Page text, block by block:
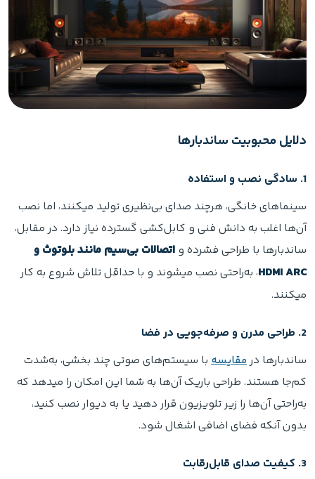
دلایل محبوبیت ساندبارها
1. سادگی نصب و استفاده
سینماهای خانگی، هرچند صدای بی‌نظیری تولید میکنند، اما نصب
آن‌ها اغلب به دانش فنی و کابل‌کشی گسترده نیاز دارد. در مقابل،
ساندبارها با طراحی فشرده و اتصالات بی‌سیم مانند بلوتوث و
HDMI ARC، به‌راحتی نصب میشوند و با حداقل تلاش شروع به کار
میکنند.
2. طراحی مدرن و صرفه‌جویی در فضا
ساندبارها درمقایسه با سیستم‌های صوتی چند بخشی، به‌شدت
کم‌جا هستند. طراحی باریک آن‌ها به شما این امکان را میدهد که
به‌راحتی آن‌ها را زیر تلویزیون قرار دهید یا به دیوار نصب کنید،
بدون آنکه فضای اضافی اشغال شود.
3. کیفیت صدای قابل‌رقابت